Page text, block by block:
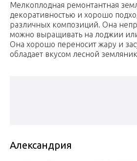
Мелкоплодная ремонтантная
декоративностью и хорошо
различных композиций. Она
можно выращивать на лоджии
Она хорошо переносит жару и
обладает вкусом лесной
Александрия